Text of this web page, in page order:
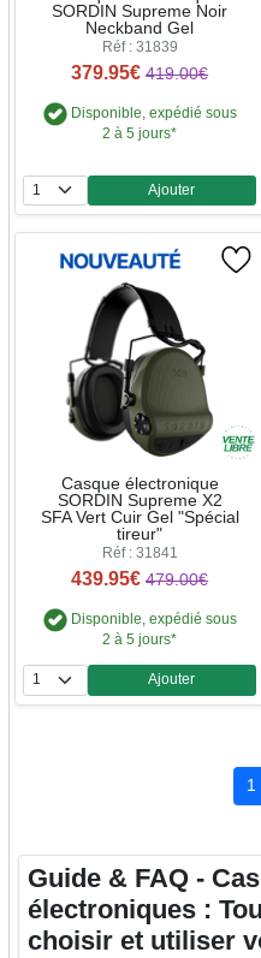
SORDIN Supreme Noir
Neckband Gel
Réf : 31839
379.95€ 419.00€
Disponible, expédié sous
2 à 5 jours*
Quantité
Ajouter
Casque électronique
SORDIN Supreme X2
SFA Vert Cuir Gel "Spécial
tireur"
Réf : 31841
439.95€ 479.00€
Disponible, expédié sous
2 à 5 jours*
Quantité
Ajouter
1
Guide & FAQ -
électroniques :
choisir et utiliser